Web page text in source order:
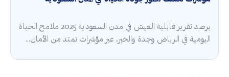
يرصد تقرير قابلية العيش في مدن السعودية 2025 ملامح الحياة
اليومية في الرياض وجدة والخبر، عبر مؤشرات تمتد من الأمان...